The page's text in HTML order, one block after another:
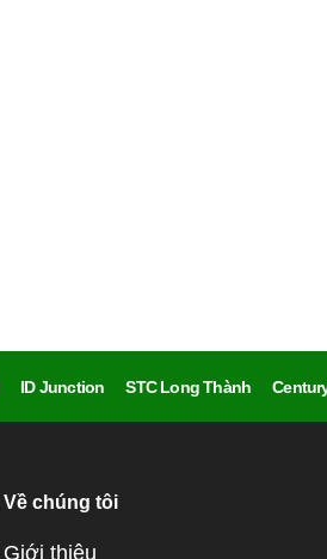
ID Junction STC Long Thành
Về chúng tôi
Giới thiệu